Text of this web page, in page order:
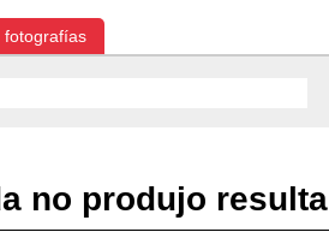
fotografías
no produjo